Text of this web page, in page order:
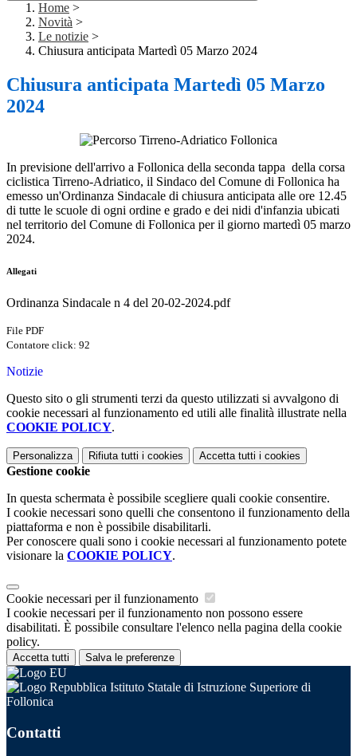
Home >
Novità >
Le notizie >
Chiusura anticipata Martedì 05 Marzo 2024
Chiusura anticipata Martedì 05 Marzo
2024
In previsione dell'arrivo a Follonica della seconda tappa della corsa
ciclistica Tirreno-Adriatico, il Sindaco del Comune di Follonica ha
emesso un'Ordinanza Sindacale di chiusura anticipata alle ore 12.45
di tutte le scuole di ogni ordine e grado e dei nidi d'infanzia ubicati
nel territorio del Comune di Follonica per il giorno martedì 05 marzo
2024.
Allegati
Ordinanza Sindacale n 4 del 20-02-2024.pdf
File PDF
Contatore click: 92
Notizie
Questo sito o gli strumenti terzi da questo utilizzati si avvalgono di
cookie necessari al funzionamento ed utili alle finalità illustrate nella
COOKIE POLICY.
Personalizza Rifiuta tutti i cookies Accetta tutti i cookies
Gestione cookie
In questa schermata è possibile scegliere quali cookie consentire.
I cookie necessari sono quelli che consentono il funzionamento della
piattaforma e non è possibile disabilitarli.
Per conoscere quali sono i cookie necessari al funzionamento potete
visionare la COOKIE POLICY.
Cookie necessari per il funzionamento
I cookie necessari per il funzionamento non possono essere
disabilitati. È possibile consultare l'elenco nella pagina della cookie
policy.
Accetta tutti Salva le preferenze
Istituto Statale di Istruzione Superiore di
Follonica
Contatti